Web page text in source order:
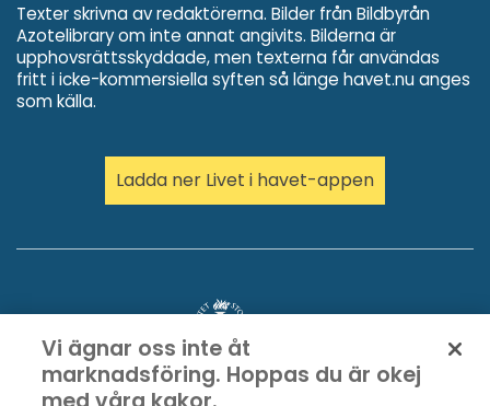
Texter skrivna av redaktörerna. Bilder från Bildbyrån
Azotelibrary om inte annat angivits. Bilderna är
upphovsrättsskyddade, men texterna får användas
fritt i icke-kommersiella syften så länge havet.nu anges
som källa.
Ladda ner Livet i havet-appen
Vi ägnar oss inte åt
marknadsföring. Hoppas du är okej